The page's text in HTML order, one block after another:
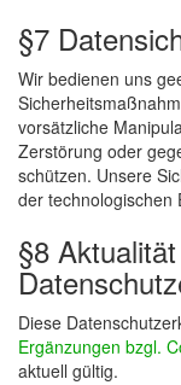
§7
Wir bedienen uns
vorsätzliche
Zerstörung oder
schützen. Unsere
der technologischen
§8
Diese
Ergänzungen bzgl.
aktuell gültig.